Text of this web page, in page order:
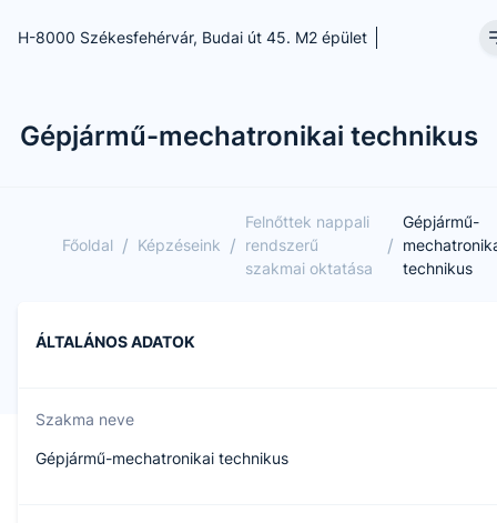
H-8000 Székesfehérvár, Budai út 45. M2 épület
Gépjármű-mechatronikai technikus
Főoldal / Képzéseink /
Felnőttek nappali
rendszerű
szakmai oktatása
/
Gépjármű-
technikus
ÁLTALÁNOS ADATOK
Szakma neve
Gépjármű-mechatronikai technikus